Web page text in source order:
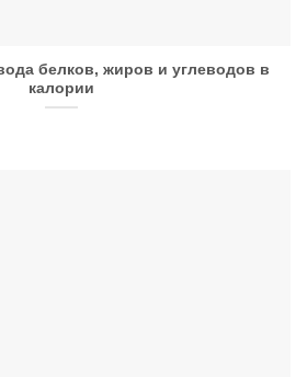
белков, жиров и углеводов в
калории